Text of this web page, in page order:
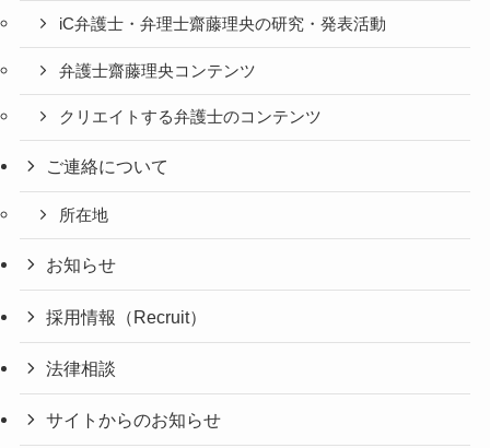
iC弁護士・弁理士齋藤理央の研究・発表活動
弁護士齋藤理央コンテンツ
クリエイトする弁護士のコンテンツ
ご連絡について
所在地
お知らせ
採用情報（Recruit）
法律相談
サイトからのお知らせ